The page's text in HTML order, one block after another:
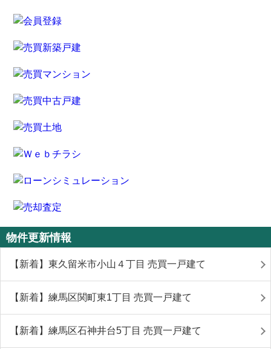
物件更新情報
【新着】東久留米市小山４丁目 売買一戸建て
【新着】練馬区関町東1丁目 売買一戸建て
【新着】練馬区石神井台5丁目 売買一戸建て